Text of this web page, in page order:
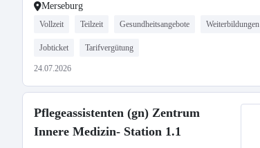
Merseburg
Vollzeit Teilzeit Gesundheitsangebote Weiterbildungen
Jobticket Tarifvergütung
24.07.2026
Pflegeassistenten (gn) Zentrum
Innere Medizin- Station 1.1